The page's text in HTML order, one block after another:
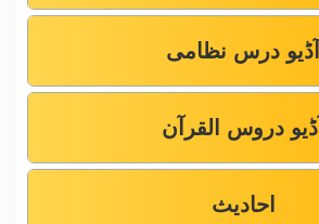
آڈیو درس نظامی
آڈیو دروس القرآن
احادیث